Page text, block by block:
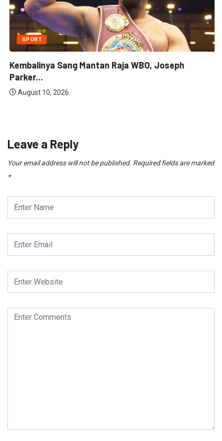
SPORT
Kembalinya Sang Mantan Raja WBO, Joseph
Parker...
August 10, 2026
Leave a Reply
Your email address will not be published. Required fields are marked
*